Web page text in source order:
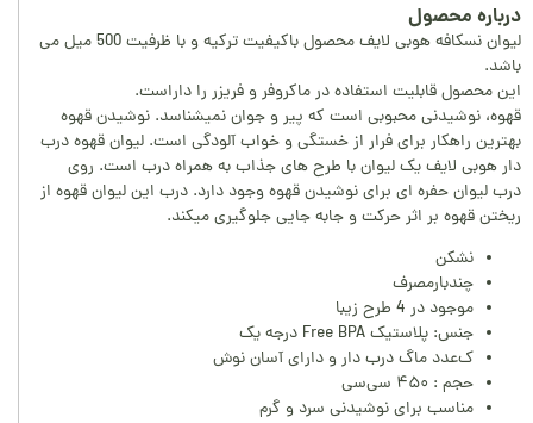
درباره محصول
لیوان نسکافه هوبی لایف محصول باکیفیت ترکیه و با ظرفیت 500 میل می
باشد.
این محصول قابلیت استفاده در ماکروفر و فریزر را داراست.
قهوه، نوشیدنی محبوبی است که پیر و جوان نمیشناسد. نوشیدن قهوه
بهترین راهکار برای فرار از خستگی و خواب آلودگی است. لیوان قهوه درب
دار هوبی لایف یک لیوان با طرح های جذاب به همراه درب است. روی
درب لیوان حفره ای برای نوشیدن قهوه وجود دارد. درب این لیوان قهوه از
ریختن قهوه بر اثر حرکت و جابه جایی جلوگیری میکند.
نشکن
چندبارمصرف
موجود در 4 طرح زیبا
جنس: پلاستیک Free BPA درجه یک
ک‌عدد ماگ درب دار و دارای آسان نوش
حجم : ۴۵۰ سی‌سی
مناسب برای نوشیدنی سرد و گرم